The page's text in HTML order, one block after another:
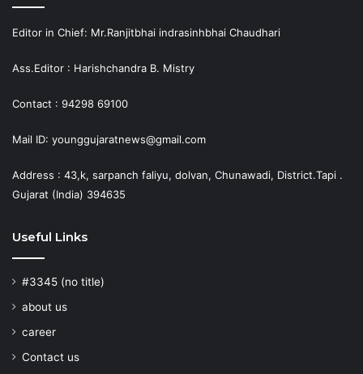
Editor in Chief: Mr.Ranjitbhai indrasinhbhai Chaudhari
Ass.Editor : Harishchandra B. Mistry
Contact : 94298 69100
Mail ID: younggujaratnews@gmail.com
Address : 43,k, sarpanch faliyu, dolvan, Chunawadi, District.Tapi .
Gujarat (India) 394635
Useful Links
#3345 (no title)
about us
career
Contact us